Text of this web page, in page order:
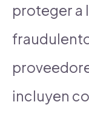
proteger a
incluyen